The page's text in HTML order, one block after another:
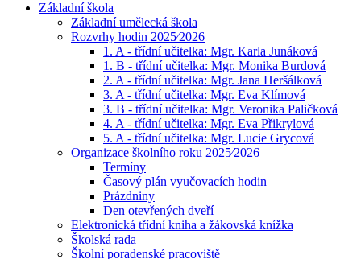
Základní škola
Základní umělecká škola
Rozvrhy hodin 2025⁄2026
1. A - třídní učitelka: Mgr. Karla Junáková
1. B - třídní učitelka: Mgr. Monika Burdová
2. A - třídní učitelka: Mgr. Jana Heršálková
3. A - třídní učitelka: Mgr. Eva Klímová
3. B - třídní učitelka: Mgr. Veronika Paličková
4. A - třídní učitelka: Mgr. Eva Přikrylová
5. A - třídní učitelka: Mgr. Lucie Grycová
Organizace školního roku 2025⁄2026
Termíny
Časový plán vyučovacích hodin
Prázdniny
Den otevřených dveří
Elektronická třídní kniha a žákovská knížka
Školská rada
Školní poradenské pracoviště